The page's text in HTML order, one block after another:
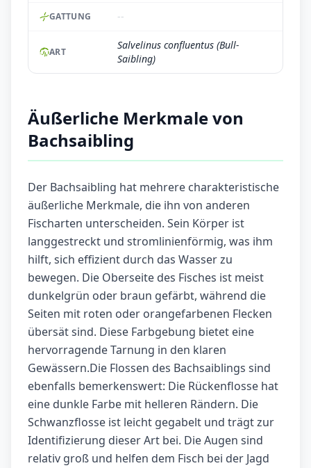
GATTUNG --
ART
Salvelinus confluentus (Bull-
Saibling)
Äußerliche Merkmale von
Bachsaibling
Der Bachsaibling hat mehrere charakteristische
äußerliche Merkmale, die ihn von anderen
Fischarten unterscheiden. Sein Körper ist
langgestreckt und stromlinienförmig, was ihm
hilft, sich effizient durch das Wasser zu
bewegen. Die Oberseite des Fisches ist meist
dunkelgrün oder braun gefärbt, während die
Seiten mit roten oder orangefarbenen Flecken
übersät sind. Diese Farbgebung bietet eine
hervorragende Tarnung in den klaren
Gewässern.Die Flossen des Bachsaiblings sind
ebenfalls bemerkenswert: Die Rückenflosse hat
eine dunkle Farbe mit helleren Rändern. Die
Schwanzflosse ist leicht gegabelt und trägt zur
Identifizierung dieser Art bei. Die Augen sind
relativ groß und helfen dem Fisch bei der Jagd